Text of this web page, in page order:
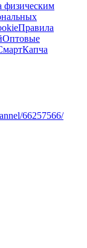
физическим
Правила
Оптовые
66257566/